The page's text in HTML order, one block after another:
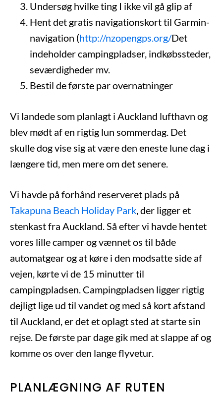
Undersøg hvilke ting I ikke vil gå glip af
Hent det gratis navigationskort til Garmin-
navigation (http://nzopengps.org/Det
indeholder campingpladser, indkøbssteder,
seværdigheder mv.
Bestil de første par overnatninger
Vi landede som planlagt i Auckland lufthavn og
blev mødt af en rigtig lun sommerdag. Det
skulle dog vise sig at være den eneste lune dag i
længere tid, men mere om det senere.
Vi havde på forhånd reserveret plads på
Takapuna Beach Holiday Park, der ligger et
stenkast fra Auckland. Så efter vi havde hentet
vores lille camper og vænnet os til både
automatgear og at køre i den modsatte side af
vejen, kørte vi de 15 minutter til
campingpladsen. Campingpladsen ligger rigtig
dejligt lige ud til vandet og med så kort afstand
til Auckland, er det et oplagt sted at starte sin
rejse. De første par dage gik med at slappe af og
komme os over den lange flyvetur.
PLANLÆGNING AF RUTEN